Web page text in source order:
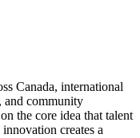
Canada, international
and community
the core idea that talent
creates a